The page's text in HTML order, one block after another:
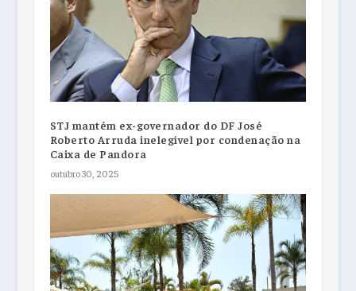
STJ mantém ex-governador do DF José
Roberto Arruda inelegível por condenação na
Caixa de Pandora
outubro 30, 2025